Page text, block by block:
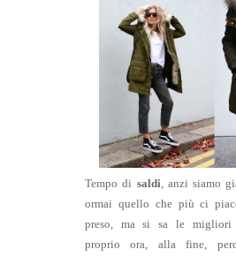
Tempo di saldi , anzi siamo
ormai quello che più ci
preso, ma si sa le migliori
proprio ora, alla fine,